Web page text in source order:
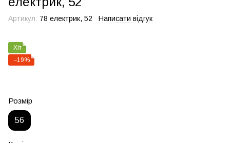
Артикул: 78 електрик, 52 Написати відгук
Хіт
−19%
Розмір
56